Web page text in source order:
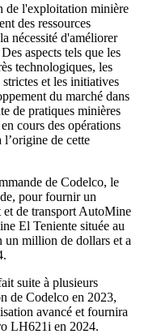
de l'exploitation minière
des ressources
nécessité d'améliorer
aspects tels que les
technologiques, les
et les initiatives
du marché dans
de pratiques minières
cours des opérations
l’origine de cette
de Codelco, le
pour fournir un
et de transport AutoMine
El Teniente située au
un million de dollars et a
suite à plusieurs
de Codelco en 2023,
avancé et fournira
LH621i en 2024.